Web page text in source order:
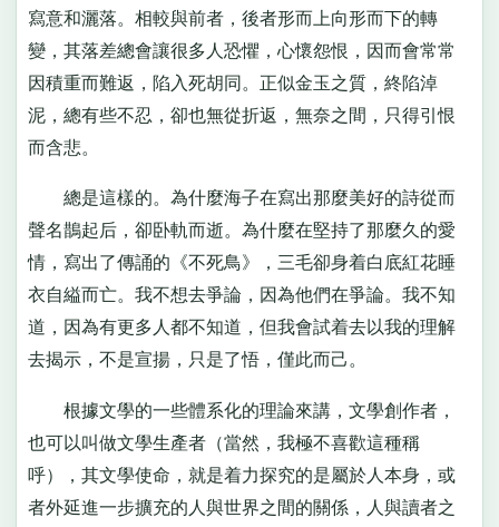
寫意和灑落。相較與前者，後者形而上向形而下的轉
變，其落差總會讓很多人恐懼，心懷怨恨，因而會常常
因積重而難返，陷入死胡同。正似金玉之質，終陷淖
泥，總有些不忍，卻也無從折返，無奈之間，只得引恨
而含悲。
總是這樣的。為什麼海子在寫出那麼美好的詩從而
聲名鵲起后，卻卧軌而逝。為什麼在堅持了那麼久的愛
情，寫出了傳誦的《不死鳥》，三毛卻身着白底紅花睡
衣自縊而亡。我不想去爭論，因為他們在爭論。我不知
道，因為有更多人都不知道，但我會試着去以我的理解
去揭示，不是宣揚，只是了悟，僅此而己。
根據文學的一些體系化的理論來講，文學創作者，
也可以叫做文學生產者（當然，我極不喜歡這種稱
呼），其文學使命，就是着力探究的是屬於人本身，或
者外延進一步擴充的人與世界之間的關係，人與讀者之